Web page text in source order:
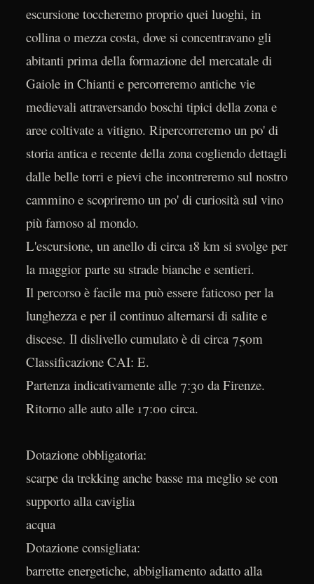
escursione toccheremo proprio quei luoghi, in
collina o mezza costa, dove si concentravano gli
abitanti prima della formazione del mercatale di
Gaiole in Chianti e percorreremo antiche vie
medievali attraversando boschi tipici della zona e
aree coltivate a vitigno. Ripercorreremo un po' di
storia antica e recente della zona cogliendo dettagli
dalle belle torri e pievi che incontreremo sul nostro
cammino e scopriremo un po' di curiosità sul vino
più famoso al mondo.
L'escursione, un anello di circa 18 km si svolge per
la maggior parte su strade bianche e sentieri.
Il percorso è facile ma può essere faticoso per la
lunghezza e per il continuo alternarsi di salite e
discese. Il dislivello cumulato è di circa 750m
Classificazione CAI: E.
Partenza indicativamente alle 7:30 da Firenze.
Ritorno alle auto alle 17:00 circa.
Dotazione obbligatoria:
scarpe da trekking anche basse ma meglio se con
supporto alla caviglia
acqua
Dotazione consigliata:
barrette energetiche, abbigliamento adatto alla